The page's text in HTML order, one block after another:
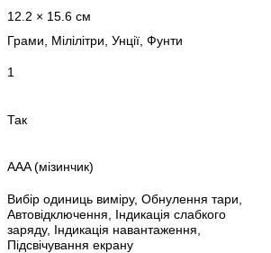
12.2 × 15.6 см
Грами, Мілілітри, Унції, Фунти
1
Так
AAA (мізинчик)
Вибір одиниць виміру, Обнулення тари,
Автовідключення, Індикація слабкого
заряду, Індикація навантаження,
Підсвічування екрану